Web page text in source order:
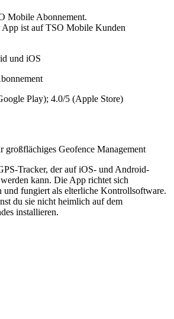
Mobile Abonnement.
ist auf TSO Mobile Kunden
und iOS
Play); 4.0/5 (Apple Store)
großflächiges Geofence Management
Tracker, der auf iOS- und Android-
kann. Die App richtet sich
und fungiert als elterliche Kontrollsoftware.
du sie nicht heimlich auf dem
installieren.